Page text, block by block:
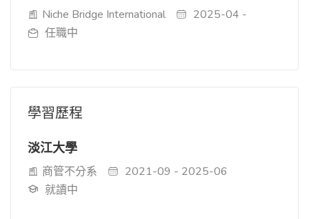
Niche Bridge International
2025-04 -
任職中
學習歷程
淡江大學
商管不分系
2021-09 - 2025-06
就讀中